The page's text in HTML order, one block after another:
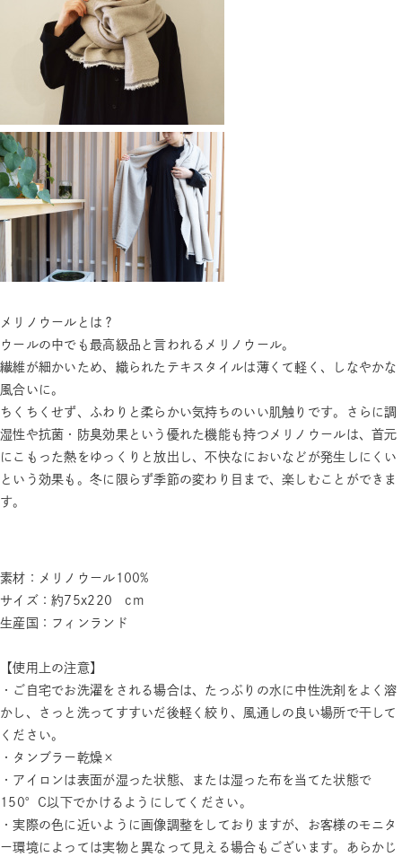
メリノウールとは？
ウールの中でも最高級品と言われるメリノウール。
繊維が細かいため、織られたテキスタイルは薄くて軽く、しなやかな
風合いに。
ちくちくせず、ふわりと柔らかい気持ちのいい肌触りです。さらに調
湿性や抗菌・防臭効果という優れた機能も持つメリノウールは、首元
にこもった熱をゆっくりと放出し、不快なにおいなどが発生しにくい
という効果も。冬に限らず季節の変わり目まで、楽しむことができま
す。
素材：メリノウール100%
サイズ：約75x220 cm
生産国：フィンランド
【使用上の注意】
・ご自宅でお洗濯をされる場合は、たっぷりの水に中性洗剤をよく溶
かし、さっと洗ってすすいだ後軽く絞り、風通しの良い場所で干して
ください。
・タンブラー乾燥×
・アイロンは表面が湿った状態、または湿った布を当てた状態で
150°C以下でかけるようにしてください。
・実際の色に近いように画像調整をしておりますが、お客様のモニタ
ー環境によっては実物と異なって見える場合もございます。あらかじ